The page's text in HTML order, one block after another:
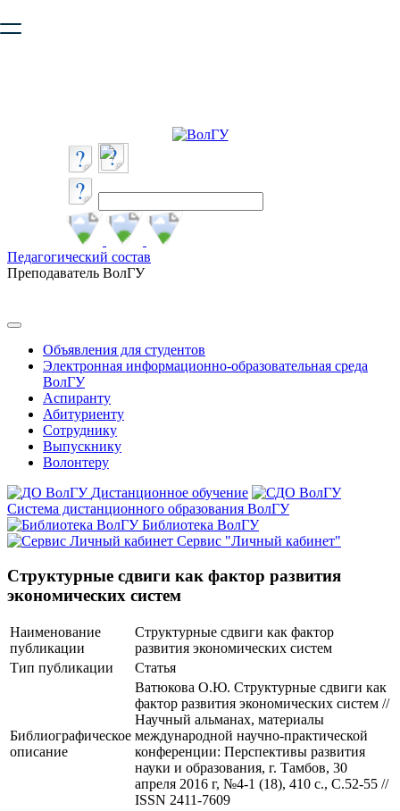
безопасную работу с сайтом. Пожалуйста
Педагогический состав
Преподаватель ВолГУ
Объявления для студентов
Электронная информационно-образовательная среда
ВолГУ
Аспиранту
Абитуриенту
Сотруднику
Выпускнику
Волонтеру
Дистанционное обучение
Система дистанционного образования ВолГУ
Библиотека ВолГУ
Сервис "Личный кабинет"
Структурные сдвиги как фактор развития
экономических систем
Наименование
публикации
Структурные сдвиги как фактор
развития экономических систем
Тип публикации
Статья
Библиографическое
описание
Ватюкова О.Ю. Структурные сдвиги как
фактор развития экономических систем //
Научный альманах, материалы
международной научно-практической
конференции: Перспективы развития
науки и образования, г. Тамбов, 30
апреля 2016 г, №4-1 (18), 410 с., С.52-55 //
ISSN 2411-7609